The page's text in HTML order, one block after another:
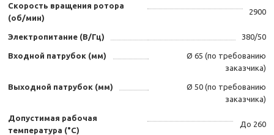
Скорость вращения ротора
(об/мин)
2900
Электропитание (В/Гц) 380/50
Входной патрубок (мм)
Ø 65 (по требованию
заказчика)
Выходной патрубок (мм)
Ø 50 (по требованию
заказчика)
Допустимая рабочая
температура (°C)
До 260